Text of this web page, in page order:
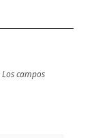
Los campos